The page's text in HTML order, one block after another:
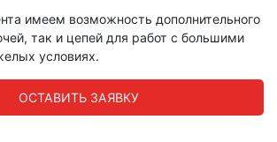
имеем возможность дополнительного
так и цепей для работ с большими
условиях.
ОСТАВИТЬ ЗАЯВКУ